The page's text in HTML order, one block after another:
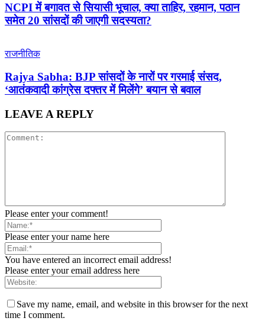
NCPI में बगावत से सियासी भूचाल, क्या ताहिर, रहमान, पठान
समेत 20 सांसदों की जाएगी सदस्यता?
राजनीतिक
Rajya Sabha: BJP सांसदों के नारों पर गरमाई संसद,
‘आतंकवादी कांग्रेस दफ्तर में मिलेंगे’ बयान से बवाल
LEAVE A REPLY
Please enter your comment!
Please enter your name here
You have entered an incorrect email address!
Please enter your email address here
Save my name, email, and website in this browser for the next
time I comment.